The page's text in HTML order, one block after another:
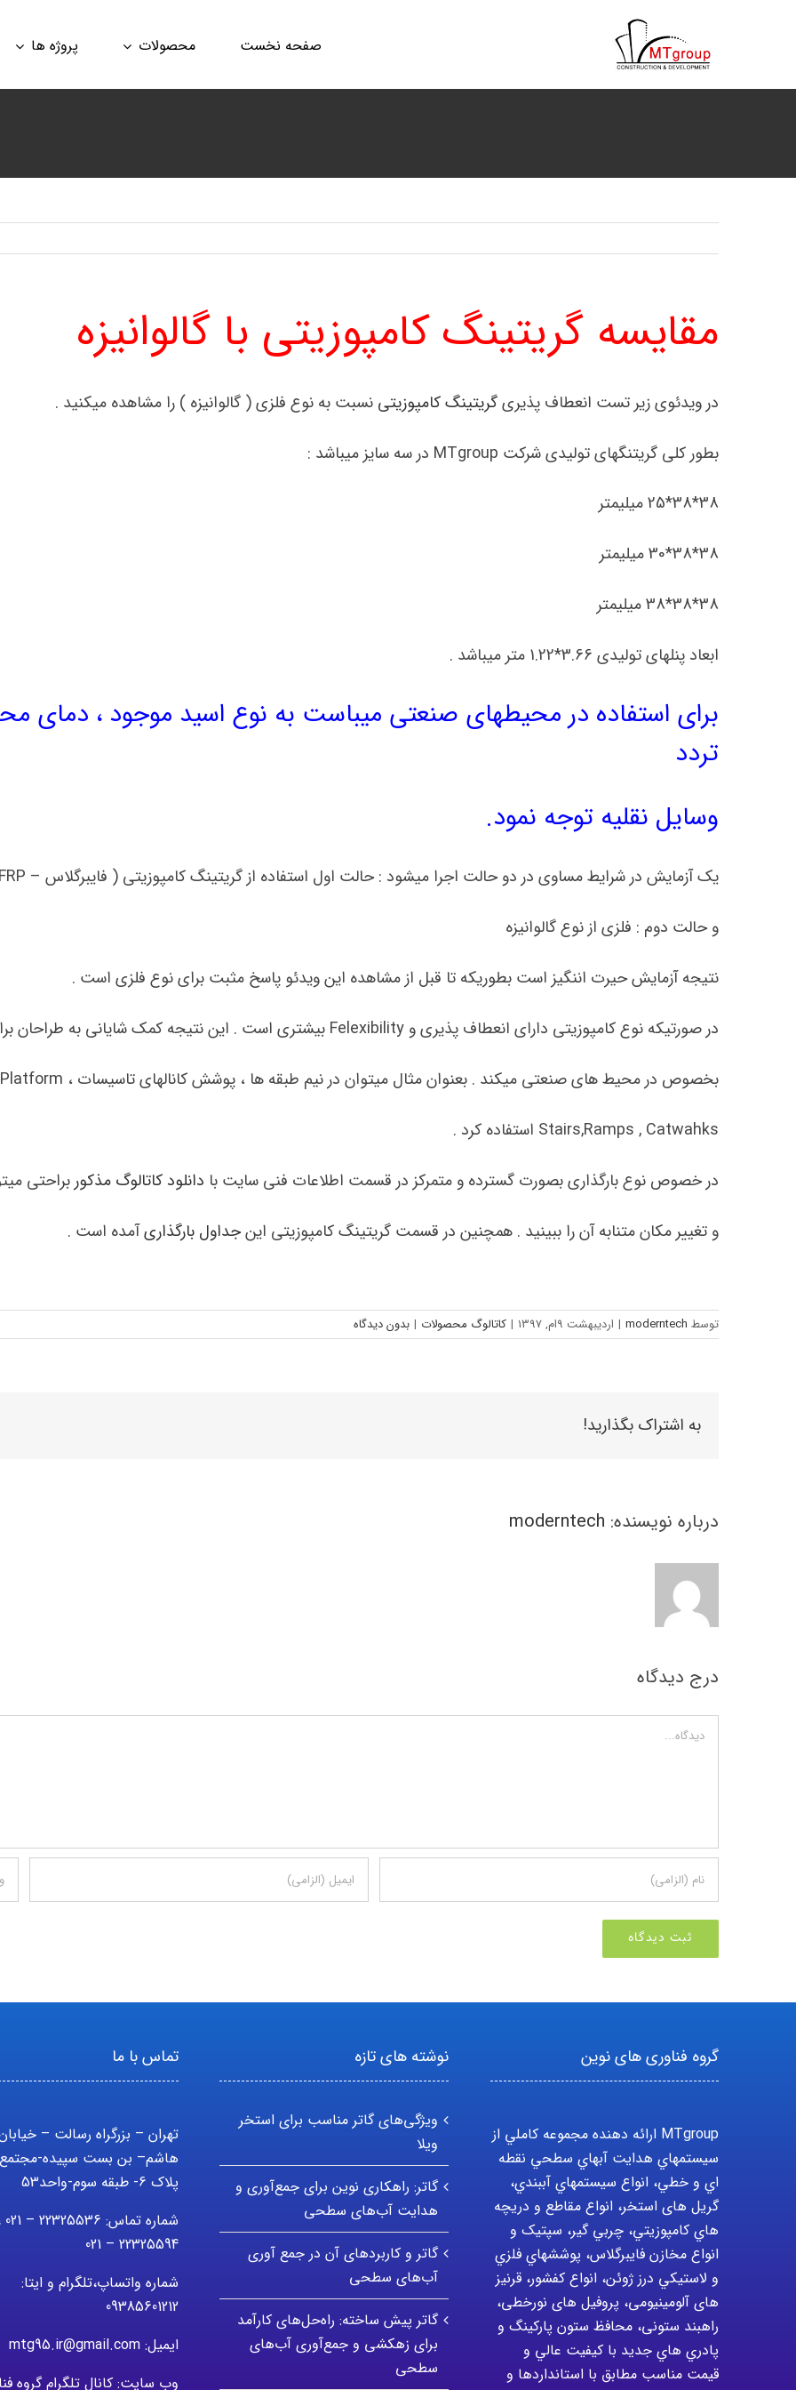
صفحه نخست محصولات پروژه ها
مقایسه گریتینگ کامپوزیتی با گالوانیزه
در ویدئوی زیر تست انعطاف پذیریگریتینگ کامپوزیتی نسبت به نوع فلزی ( گالوانیزه ) را مشاهده میکنید .
بطور کلی گریتنگهای تولیدی شرکت MTgroup در سه سایز میباشد :
38*38*25 میلیمتر
38*38*30 میلیمتر
38*38*38 میلیمتر
ابعاد پنلهای تولیدی 3.66*1.22 متر میباشد .
تردد
وسایل نقلیه توجه نمود.
یک آزمایش در شرایط مساوی در دو حالت اجرا میشود : حالت اول استفاده از گریتینگ کامپوزیتی ( فایبرگلاس – GRP-FRP )
و حالت دوم : فلزی از نوع گالوانیزه
نتیجه آزمایش حیرت اننگیز است بطوریکه تا قبل از مشاهده این ویدئو پاسخ مثبت برای نوع فلزی است .
در صورتیکه نوع کامپوزیتی دارای انعطاف پذیری و Felexibility بیشتری است . این نتیجه کمک شایانی به طراحان برای چگونگی انتخاب
بخصوص در محیط های صنعتی میکند . بعنوان مثال میتوان در نیم طبقه ها ، پوشش کانالهای تاسیسات ، Walkway ، Platform ,
Stairs,Ramps , Catwahks استفاده کرد .
در خصوص نوع بارگذاری بصورت گسترده و متمرکز در قسمت اطلاعات فنی سایت با دانلود کاتالوگ مذکور براحتی
و تغییر مکان متنابه آن را ببینید . همچنین در قسمت گریتینگ کامپوزیتی اینجداول بارگذاریآمده است .
توسط moderntech
| اردیبهشت 9ام, 1397 | کاتالوگ محصولات | بدون دیدگاه
به اشتراک بگذارید!
درباره نویسنده: moderntech
درج دیدگاه
دیدگاه
گروه فناوری های نوین
MTgroup ارائه دهنده مجموعه کاملي از
سيستمهاي هدايت آبهاي سطحي نقطه
اي و خطي، انواع سيستمهاي آببندي،
گریل های استخر، انواع مقاطع و دريچه
هاي کامپوزيتي، چربي گير، سپتيک و
انواع مخازن فايبرگلاس، پوششهاي فلزي
و لاستيکي درز ژوئن، انواع کفشور، قرنیز
های آلومینیومی، پروفیل های نورخطی،
راهبند ستونی، محافظ ستون پارکينگ و
پادري هاي جديد با کيفيت عالي و
قيمت مناسب مطابق با استانداردها و
نوشته های تازه
ویژگی‌های گاتر مناسب برای استخر
ویلا
گاتر: راهکاری نوین برای جمع‌آوری و
هدایت آب‌های سطحی
گاتر و کاربردهای آن در جمع آوری
آب‌های سطحی
گاتر پیش ساخته: راه‌حل‌های کارآمد
برای زهکشی و جمع‌آوری آب‌های
سطحی
تماس با ما
تهران – بزرگراه رسالت –
هاشم– بن بست سپیده-
پلاک 6- طبقه سوم-واحد53
شماره
22325594 – 021
شماره واتساپ،تلگرام و ایتا:
09385601212
ایمیل: mtg95.ir@gmail.com
وب سایت: کانال تلگرام گروه